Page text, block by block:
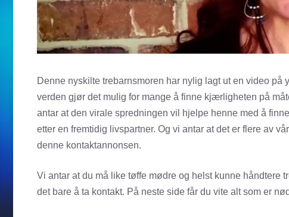
Denne nyskilte trebarnsmoren har nylig lagt ut en video
verden gjør det mulig for mange å finne kjærligheten på
antar at den virale spredningen vil hjelpe henne med å
etter en fremtidig livspartner. Og vi antar at det er flere av
denne kontaktannonsen.
Vi antar at du må like tøffe mødre og helst kunne håndtere
det bare å ta kontakt. På neste side får du vite alt som er